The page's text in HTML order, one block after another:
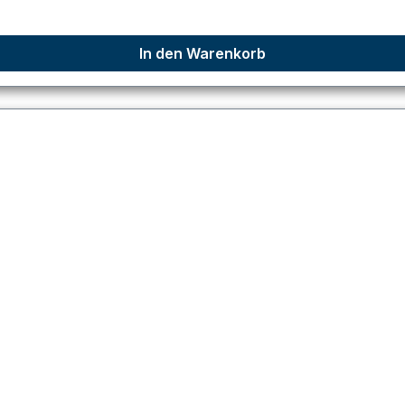
In den Warenkorb